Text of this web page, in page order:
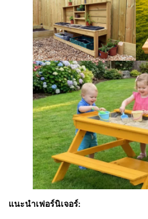
แนะนำเฟอร์นิเจอร์: